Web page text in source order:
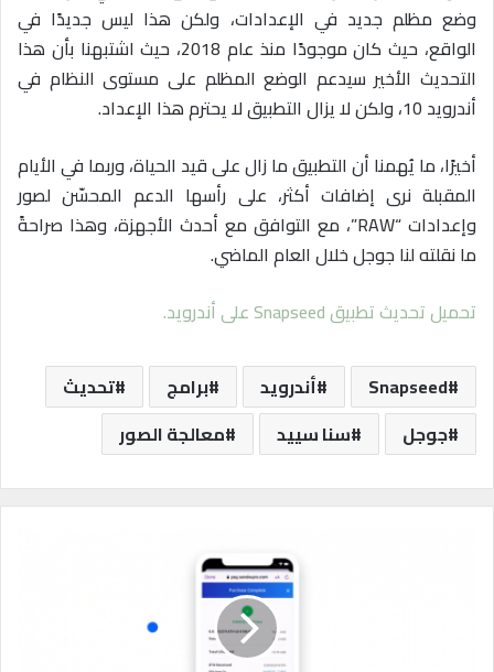
وضع مظلم جديد في الإعدادات، ولكن هذا ليس جديدًا في
الواقع، حيث كان موجودًا منذ عام 2018، حيث اشتبهنا بأن هذا
التحديث الأخير سيدعم الوضع المظلم على مستوى النظام في
أندرويد 10، ولكن لا يزال التطبيق لا يحترم هذا الإعداد.
أخيرًا، ما يُهمنا أن التطبيق ما زال على قيد الحياة، وربما في الأيام
المقبلة نرى إضافات أكثر، على رأسها الدعم المحسّن لصور
وإعدادات “RAW”، مع التوافق مع أحدث الأجهزة، وهذا صراحةً
ما نقلته لنا جوجل خلال العام الماضي.
تحميل تحديث تطبيقSnapseed على أندرويد.
Snapseed أندرويد برامج
تحديث
جوجل
سنا سييد معالجة الصور